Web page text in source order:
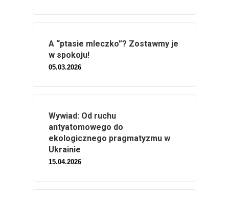
A “ptasie mleczko”? Zostawmy je
w spokoju!
05.03.2026
Wywiad: Od ruchu
antyatomowego do
ekologicznego pragmatyzmu w
Ukrainie
15.04.2026